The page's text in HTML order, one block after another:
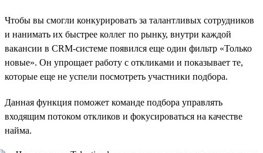
Чтобы вы смогли конкурировать за талантливых сотрудников
и нанимать их быстрее коллег по рынку, внутри каждой
вакансии в CRM-системе появился еще один фильтр «Только
новые». Он упрощает работу с откликами и показывает те,
которые еще не успели посмотреть участники подбора.
Данная функция поможет команде подбора управлять
входящим потоком откликов и фокусироваться на качестве
найма.